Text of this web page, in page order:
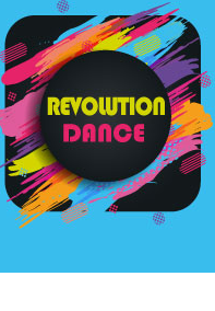
Revolution Dance
Rassegna di danza
contemporanea – I Edizione
Continua